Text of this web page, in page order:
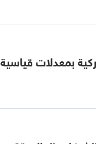
بمعدلات قياسية